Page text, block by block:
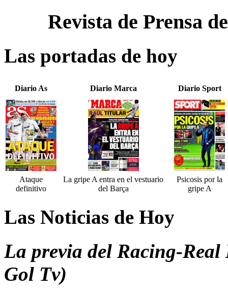
Revista de Prensa
Las portadas de hoy
Diario As Diario Marca Diario Sport
Ataque
definitivo
La gripe A entra en el vestuario
del Barça
Psicosis por la
gripe A
Las Noticias de Hoy
La previa del Racing-
Gol Tv)